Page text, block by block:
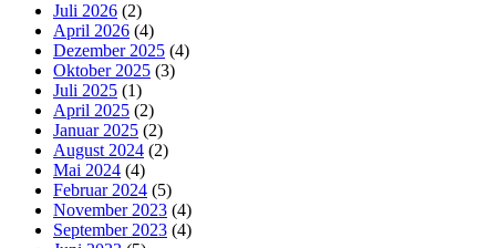
Juli 2026 (2)
April 2026 (4)
Dezember 2025 (4)
Oktober 2025 (3)
Juli 2025 (1)
April 2025 (2)
Januar 2025 (2)
August 2024 (2)
Mai 2024 (4)
Februar 2024 (5)
November 2023 (4)
September 2023 (4)